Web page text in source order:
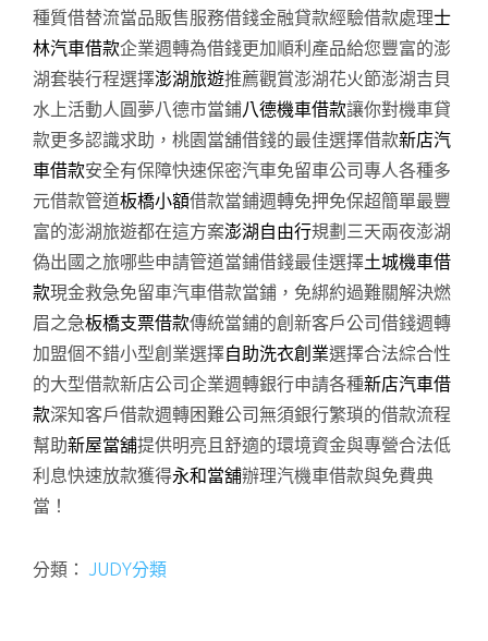
種質借替流當品販售服務借錢金融貸款經驗借款處理士
林汽車借款企業週轉為借錢更加順利產品給您豐富的澎
湖套裝行程選擇澎湖旅遊推薦觀賞澎湖花火節澎湖吉貝
水上活動人圓夢八德市當鋪八德機車借款讓你對機車貸
款更多認識求助，桃園當舖借錢的最佳選擇借款新店汽
車借款安全有保障快速保密汽車免留車公司專人各種多
元借款管道板橋小額借款當鋪週轉免押免保超簡單最豐
富的澎湖旅遊都在這方案澎湖自由行規劃三天兩夜澎湖
偽出國之旅哪些申請管道當鋪借錢最佳選擇土城機車借
款現金救急免留車汽車借款當鋪，免綁約過難關解決燃
眉之急板橋支票借款傳統當鋪的創新客戶公司借錢週轉
加盟個不錯小型創業選擇自助洗衣創業選擇合法綜合性
的大型借款新店公司企業週轉銀行申請各種新店汽車借
款深知客戶借款週轉困難公司無須銀行繁瑣的借款流程
幫助新屋當舖提供明亮且舒適的環境資金與專營合法低
利息快速放款獲得永和當舖辦理汽機車借款與免費典
當！
分類： JUDY分類